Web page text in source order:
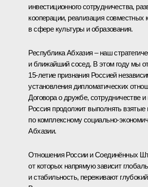
инвестиционного сотрудничества,
кооперации, реализация совместных
в сфере культуры и образования.
Республика Абхазия – наш
и ближайший сосед. В этом году мы
15-летие признания Россией
установления дипломатических
Договора о дружбе, сотрудничестве
Россия продолжит выполнять взятые
по комплексному социально-
Абхазии.
Отношения России и Соединённых
от которых напрямую зависит
и стабильность, переживают